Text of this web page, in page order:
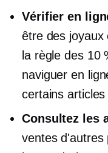
Vérifier en
être des joyaux
la règle des 10
naviguer en
certains
Consultez les
ventes d'autres